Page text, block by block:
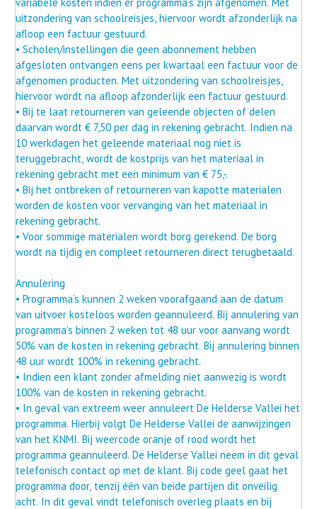
uitzondering van schoolreisjes, hiervoor wordt afzonderlijk na
afloop een factuur gestuurd.
• Scholen/instellingen die geen abonnement hebben
afgesloten ontvangen eens per kwartaal een factuur voor de
afgenomen producten. Met uitzondering van schoolreisjes,
hiervoor wordt na afloop afzonderlijk een factuur gestuurd.
• Bij te laat retourneren van geleende objecten of delen
daarvan wordt € 7,50 per dag in rekening gebracht. Indien na
10 werkdagen het geleende materiaal nog niet is
teruggebracht, wordt de kostprijs van het materiaal in
rekening gebracht met een minimum van € 75,-.
• Bij het ontbreken of retourneren van kapotte materialen
worden de kosten voor vervanging van het materiaal in
rekening gebracht.
• Voor sommige materialen wordt borg gerekend. De borg
wordt na tijdig en compleet retourneren direct terugbetaald.
Annulering
• Programma’s kunnen 2 weken voorafgaand aan de datum
van uitvoer kosteloos worden geannuleerd. Bij annulering van
programma’s binnen 2 weken tot 48 uur voor aanvang wordt
50% van de kosten in rekening gebracht. Bij annulering binnen
48 uur wordt 100% in rekening gebracht.
• Indien een klant zonder afmelding niet aanwezig is wordt
100% van de kosten in rekening gebracht.
• In geval van extreem weer annuleert De Helderse Vallei het
programma. Hierbij volgt De Helderse Vallei de aanwijzingen
van het KNMI. Bij weercode oranje of rood wordt het
programma geannuleerd. De Helderse Vallei neem in dit geval
telefonisch contact op met de klant. Bij code geel gaat het
programma door, tenzij één van beide partijen dit onveilig
acht. In dit geval vindt telefonisch overleg plaats en bij